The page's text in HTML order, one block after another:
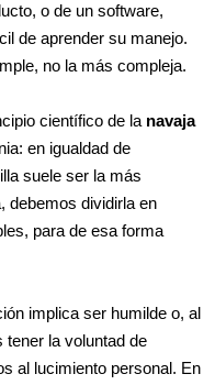
o de un software,
de aprender su manejo.
no la más compleja.
científico de la navaja
en igualdad de
suele ser la más
debemos dividirla en
para de esa forma
implica ser humilde o, al
la voluntad de
al lucimiento personal. En